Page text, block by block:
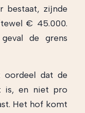
bestaat, zijnde
€ 45.000.
de grens
dat de
is, en niet pro
Het hof komt